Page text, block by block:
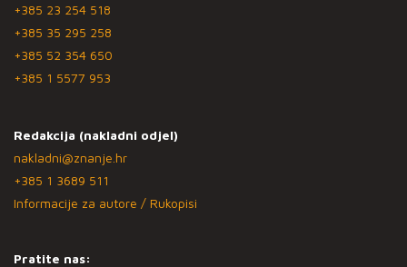
+385 23 254 518
+385 35 295 258
+385 52 354 650
+385 1 5577 953
Redakcija (nakladni odjel)
nakladni@znanje.hr
+385 1 3689 511
Informacije za autore / Rukopisi
Pratite nas: